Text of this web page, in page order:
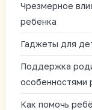
Чрезмерное
ребенка
Гаджеты для
Поддержка
особенностями
Как помочь